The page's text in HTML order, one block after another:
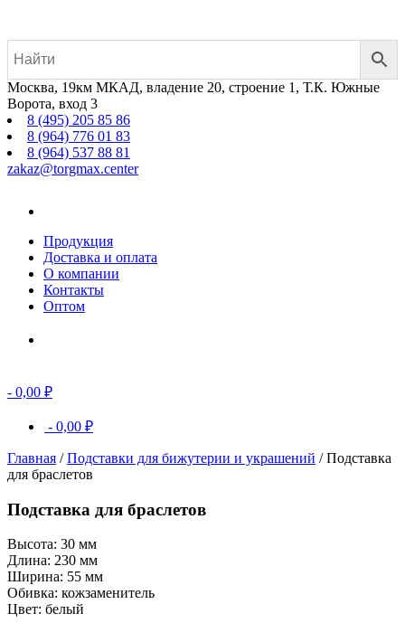
Москва, 19км МКАД, владение 20, строение 1, Т.К. Южные
Ворота, вход 3
8 (495) 205 85 86
8 (964) 776 01 83
8 (964) 537 88 81
zakaz@torgmax.center
Продукция
Доставка и оплата
О компании
Контакты
Оптом
- 0,00 ₽
- 0,00 ₽
Главная /Подставки для бижутерии и украшений / Подставка
для браслетов
Подставка для браслетов
Высота: 30 мм
Длина: 230 мм
Ширина: 55 мм
Обивка: кожзаменитель
Цвет: белый